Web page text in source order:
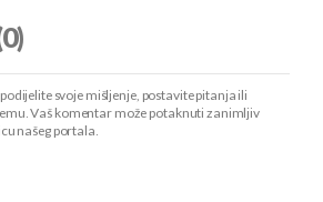
svoje mišljenje, postavite pitanja ili
Vaš komentar može potaknuti zanimljiv
našeg portala.